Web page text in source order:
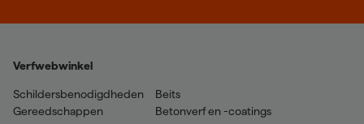
Verfwebwinkel
Schildersbenodigdheden
Gereedschappen
Beits
Betonverf en -coatings